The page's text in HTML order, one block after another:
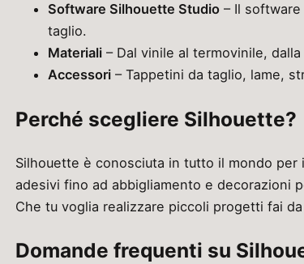
Software Silhouette Studio – Il
taglio.
Materiali – Dal vinile al termovinile,
Accessori – Tappetini da taglio, lame,
Perché scegliere Silhouette?
Silhouette è conosciuta in tutto il mondo
adesivi fino ad abbigliamento e decorazioni
Che tu voglia realizzare piccoli progetti fai
Domande frequenti su